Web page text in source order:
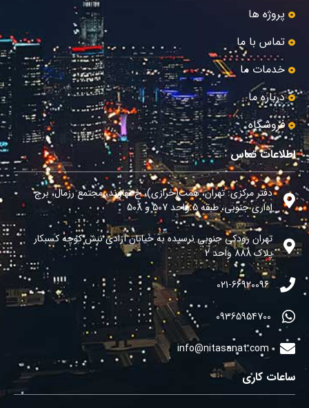
پروژه ها
تماس با ما
خدمات ما
درباره ما
فروشگاه
اطلاعات تماس
دفتر مرکزی: تهران، همت(خرازی)، خ نهاوند، مجتمع رزمال، برج
اداری جنوبی، طبقه 5 واحد 507 و 508
تهران رودکی جنوبی نرسیده به خیابان آزادی نبش کوچه کسبکار
پلاک 888 واحد 2
021-66920096​
09365954700
info@nitasanat.com
ساعات کاری